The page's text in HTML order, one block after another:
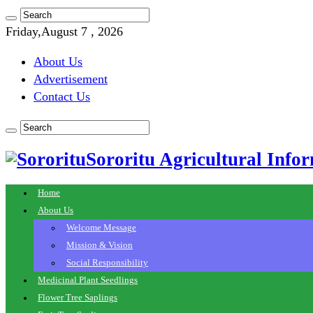
Friday,August 7 , 2026
About Us
Advertisement
Contact Us
Sororitu Agricultural
Home
About Us
Welcome Message
Mission & Vision
Social Responsibility
Medicinal Plant Seedlings
Flower Tree Saplings